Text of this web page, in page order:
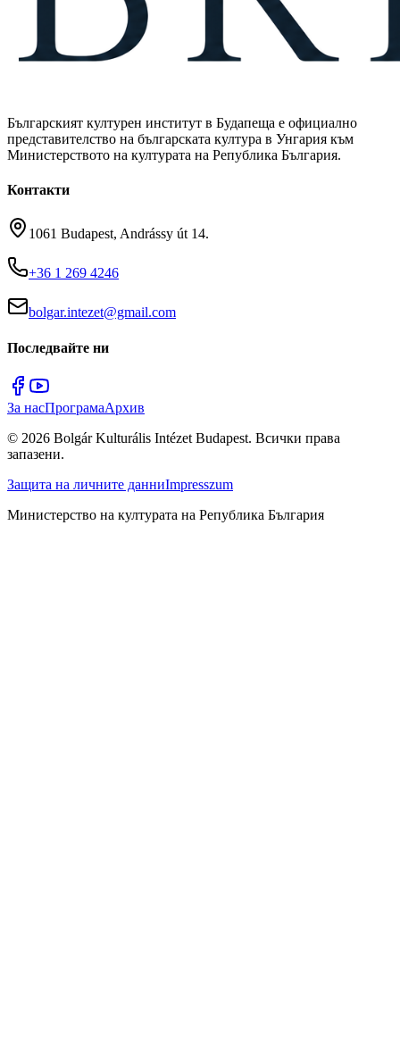
Българският културен институт в Будапеща е официално
представителство на българската култура в Унгария към
Министерството на културата на Република България.
Контакти
1061 Budapest, Andrássy út 14.
+36 1 269 4246
bolgar.intezet@gmail.com
Последвайте ни
За насПрограмаАрхив
© 2026 Bolgár Kulturális Intézet Budapest. Всички права
запазени.
Защита на личните данниImpresszum
Министерство на културата на Република България